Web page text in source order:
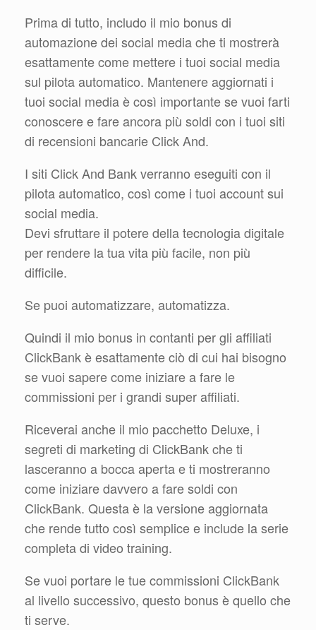
Prima di tutto, includo il mio bonus di
automazione dei social media che ti mostrerà
esattamente come mettere i tuoi social media
sul pilota automatico. Mantenere aggiornati i
tuoi social media è così importante se vuoi farti
conoscere e fare ancora più soldi con i tuoi siti
di recensioni bancarie Click And.
I siti Click And Bank verranno eseguiti con il
pilota automatico, così come i tuoi account sui
social media.
Devi sfruttare il potere della tecnologia digitale
per rendere la tua vita più facile, non più
difficile.
Se puoi automatizzare, automatizza.
Quindi il mio bonus in contanti per gli affiliati
ClickBank è esattamente ciò di cui hai bisogno
se vuoi sapere come iniziare a fare le
commissioni per i grandi super affiliati.
Riceverai anche il mio pacchetto Deluxe, i
segreti di marketing di ClickBank che ti
lasceranno a bocca aperta e ti mostreranno
come iniziare davvero a fare soldi con
ClickBank. Questa è la versione aggiornata
che rende tutto così semplice e include la serie
completa di video training.
Se vuoi portare le tue commissioni ClickBank
al livello successivo, questo bonus è quello che
ti serve.